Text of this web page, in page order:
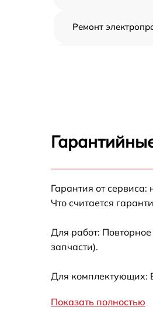
Ремонт
Замена панели
Замена
Гарантия от
Что считается
Для работ:
запчасти).
Для комплектующих:
Показать полностью